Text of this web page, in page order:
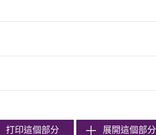
打印這個部分 展開這個部分